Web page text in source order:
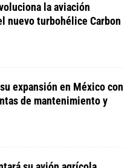
la aviación
nuevo turbohélice Carbon
expansión en México con
de mantenimiento y